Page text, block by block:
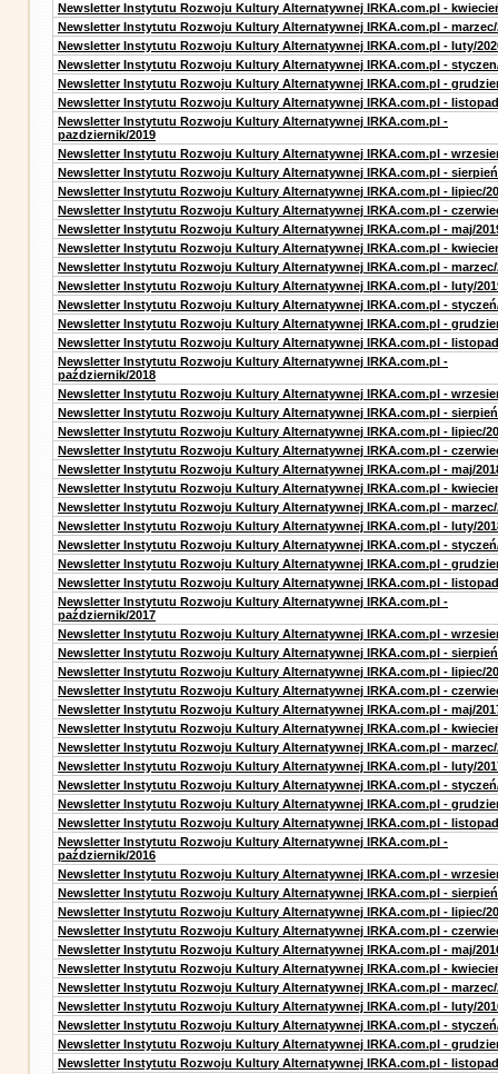
Newsletter Instytutu Rozwoju Kultury Alternatywnej IRKA.com.pl -
Newsletter Instytutu Rozwoju Kultury Alternatywnej IRKA.com.pl - marzec/
Newsletter Instytutu Rozwoju Kultury Alternatywnej IRKA.com.pl - luty/
Newsletter Instytutu Rozwoju Kultury Alternatywnej IRKA.com.pl -
Newsletter Instytutu Rozwoju Kultury Alternatywnej IRKA.com.pl -
Newsletter Instytutu Rozwoju Kultury Alternatywnej IRKA.com.pl -
Newsletter Instytutu Rozwoju Kultury Alternatywnej IRKA.com.pl -
pazdziernik/2019
Newsletter Instytutu Rozwoju Kultury Alternatywnej IRKA.com.pl -
Newsletter Instytutu Rozwoju Kultury Alternatywnej IRKA.com.pl -
Newsletter Instytutu Rozwoju Kultury Alternatywnej IRKA.com.pl - lipiec/
Newsletter Instytutu Rozwoju Kultury Alternatywnej IRKA.com.pl -
Newsletter Instytutu Rozwoju Kultury Alternatywnej IRKA.com.pl - maj/
Newsletter Instytutu Rozwoju Kultury Alternatywnej IRKA.com.pl -
Newsletter Instytutu Rozwoju Kultury Alternatywnej IRKA.com.pl - marzec/
Newsletter Instytutu Rozwoju Kultury Alternatywnej IRKA.com.pl - luty/
Newsletter Instytutu Rozwoju Kultury Alternatywnej IRKA.com.pl -
Newsletter Instytutu Rozwoju Kultury Alternatywnej IRKA.com.pl -
Newsletter Instytutu Rozwoju Kultury Alternatywnej IRKA.com.pl -
Newsletter Instytutu Rozwoju Kultury Alternatywnej IRKA.com.pl -
październik/2018
Newsletter Instytutu Rozwoju Kultury Alternatywnej IRKA.com.pl -
Newsletter Instytutu Rozwoju Kultury Alternatywnej IRKA.com.pl -
Newsletter Instytutu Rozwoju Kultury Alternatywnej IRKA.com.pl - lipiec/
Newsletter Instytutu Rozwoju Kultury Alternatywnej IRKA.com.pl -
Newsletter Instytutu Rozwoju Kultury Alternatywnej IRKA.com.pl - maj/
Newsletter Instytutu Rozwoju Kultury Alternatywnej IRKA.com.pl -
Newsletter Instytutu Rozwoju Kultury Alternatywnej IRKA.com.pl - marzec/
Newsletter Instytutu Rozwoju Kultury Alternatywnej IRKA.com.pl - luty/
Newsletter Instytutu Rozwoju Kultury Alternatywnej IRKA.com.pl -
Newsletter Instytutu Rozwoju Kultury Alternatywnej IRKA.com.pl -
Newsletter Instytutu Rozwoju Kultury Alternatywnej IRKA.com.pl -
Newsletter Instytutu Rozwoju Kultury Alternatywnej IRKA.com.pl -
październik/2017
Newsletter Instytutu Rozwoju Kultury Alternatywnej IRKA.com.pl -
Newsletter Instytutu Rozwoju Kultury Alternatywnej IRKA.com.pl -
Newsletter Instytutu Rozwoju Kultury Alternatywnej IRKA.com.pl - lipiec/
Newsletter Instytutu Rozwoju Kultury Alternatywnej IRKA.com.pl -
Newsletter Instytutu Rozwoju Kultury Alternatywnej IRKA.com.pl - maj/
Newsletter Instytutu Rozwoju Kultury Alternatywnej IRKA.com.pl -
Newsletter Instytutu Rozwoju Kultury Alternatywnej IRKA.com.pl - marzec/
Newsletter Instytutu Rozwoju Kultury Alternatywnej IRKA.com.pl - luty/
Newsletter Instytutu Rozwoju Kultury Alternatywnej IRKA.com.pl -
Newsletter Instytutu Rozwoju Kultury Alternatywnej IRKA.com.pl -
Newsletter Instytutu Rozwoju Kultury Alternatywnej IRKA.com.pl -
Newsletter Instytutu Rozwoju Kultury Alternatywnej IRKA.com.pl -
październik/2016
Newsletter Instytutu Rozwoju Kultury Alternatywnej IRKA.com.pl -
Newsletter Instytutu Rozwoju Kultury Alternatywnej IRKA.com.pl -
Newsletter Instytutu Rozwoju Kultury Alternatywnej IRKA.com.pl - lipiec/
Newsletter Instytutu Rozwoju Kultury Alternatywnej IRKA.com.pl -
Newsletter Instytutu Rozwoju Kultury Alternatywnej IRKA.com.pl - maj/
Newsletter Instytutu Rozwoju Kultury Alternatywnej IRKA.com.pl -
Newsletter Instytutu Rozwoju Kultury Alternatywnej IRKA.com.pl - marzec/
Newsletter Instytutu Rozwoju Kultury Alternatywnej IRKA.com.pl - luty/
Newsletter Instytutu Rozwoju Kultury Alternatywnej IRKA.com.pl -
Newsletter Instytutu Rozwoju Kultury Alternatywnej IRKA.com.pl -
Newsletter Instytutu Rozwoju Kultury Alternatywnej IRKA.com.pl -